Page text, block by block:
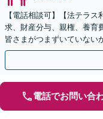
【電話相談可】【法テラ
求、財産分与、親権、養育
皆さまがつまずいていない
ながらお話を進めてまいり
電話でお問い合